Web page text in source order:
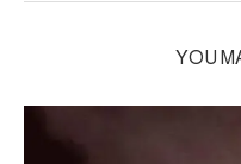
YOU